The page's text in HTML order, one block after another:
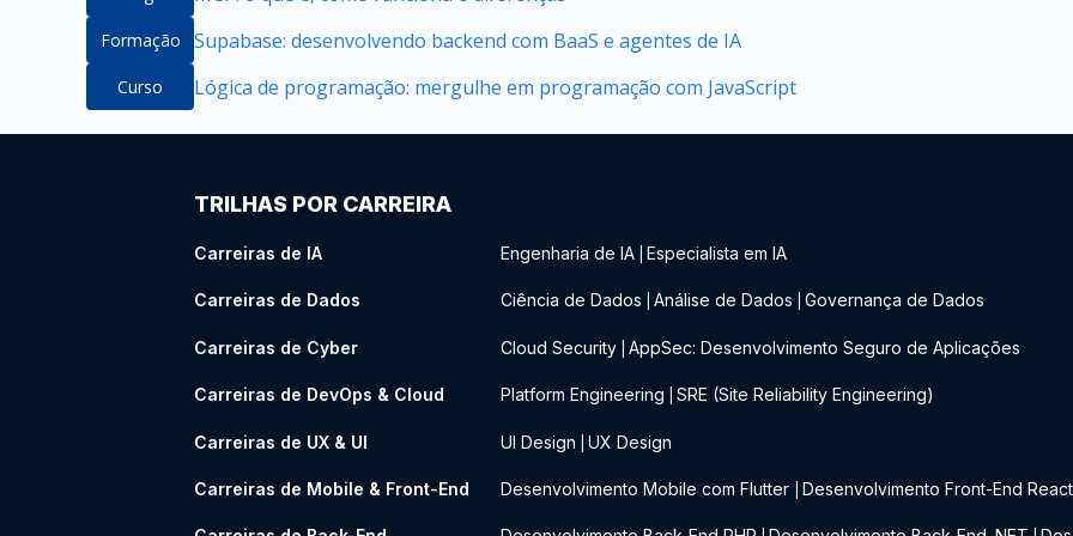
Formação Supabase: desenvolvendo backend com BaaS e agentes de IA
Curso Lógica de programação: mergulhe em programação com JavaScript
TRILHAS POR CARREIRA
Carreiras de IA Engenharia de IA Especialista em IA
Carreiras de Dados Ciência de Dados Análise de Dados Governança de Dados
Carreiras de Cyber Cloud Security AppSec: Desenvolvimento Seguro de Aplicações
Carreiras de DevOps & Cloud Platform Engineering SRE (Site Reliability Engineering)
Carreiras de UX & UI UI Design UX Design
Carreiras de Mobile & Front-End Desenvolvimento Mobile com Flutter Desenvolvimento Front-End React